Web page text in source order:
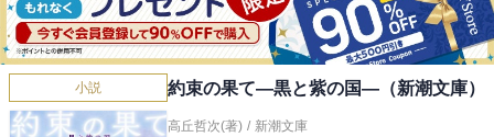
小説 約束の果て―黒と紫の国―（新潮文庫）
高丘哲次(著) / 新潮文庫